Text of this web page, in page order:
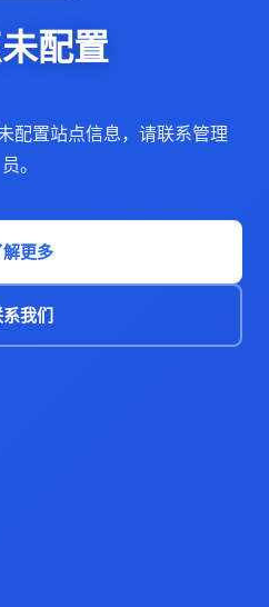
配置
配置站点信息，请联系管理
员。
解更多
我们